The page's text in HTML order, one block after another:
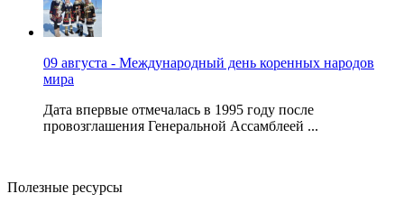
09 августа - Международный день коренных народов
мира
Дата впервые отмечалась в 1995 году после
провозглашения Генеральной Ассамблеей ...
Полезные ресурсы